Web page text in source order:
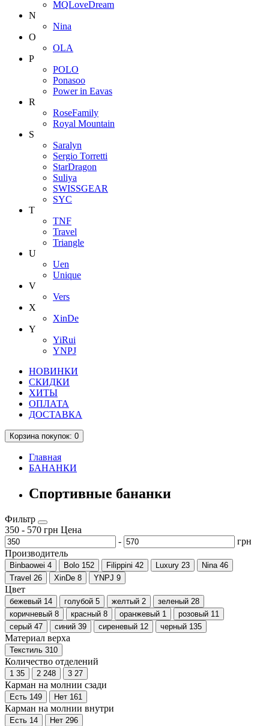
MQLoveDream
N
Nina
O
OLA
P
POLO
Ponasoo
Power in Eavas
R
RoseFamily
Royal Mountain
S
Saralyn
Sergio Torretti
StarDragon
Suliya
SWISSGEAR
SYC
T
TNF
Travel
Triangle
U
Uen
Unique
V
Vers
X
XinDe
Y
YiRui
YNPJ
НОВИНКИ
СКИДКИ
ХИТЫ
ОПЛАТА
ДОСТАВКА
Корзинапокупок: 0
Главная
БАНАНКИ
Спортивные бананки
Фильтр
350 - 570 грн Цена
-
грн
Производитель
Binbaowei 4 Bolo 152 Filippini 42 Luxury 23 Nina 46
Travel 26 XinDe 8 YNPJ 9
Цвет
бежевый 14 голубой 5 желтый 2 зеленый 28
коричневый 8 красный 8 оранжевый 1 розовый 11
серый 47 синий 39 сиреневый 12 черный 135
Материал верха
Текстиль 310
Количество отделений
1 35 2 248 3 27
Карман на молнии сзади
Есть 149 Нет 161
Карман на молнии внутри
Есть 14 Нет 296